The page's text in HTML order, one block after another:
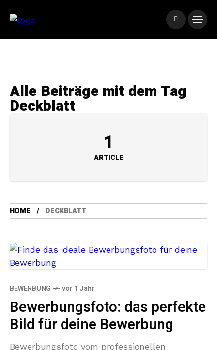
Alle Beiträge mit dem Tag
Deckblatt
1
ARTICLE
HOME DECKBLATT
BEWERBUNG vor 1 Jahr
Bewerbungsfoto: das perfekte
Bild für deine Bewerbung
Bewerbungsfoto vom professionellen